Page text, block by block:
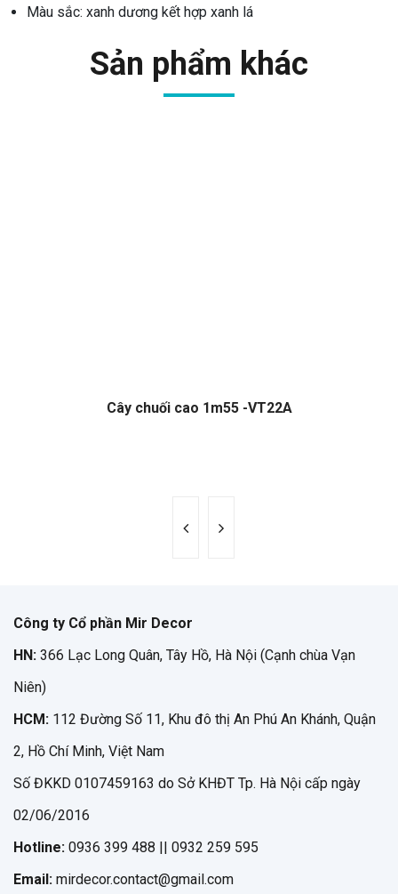
Màu sắc: xanh dương kết hợp xanh lá
Sản phẩm khác
Cây chuối cao 1m55 -VT22A
Công ty Cổ phần Mir Decor
HN: 366 Lạc Long Quân, Tây Hồ, Hà Nội (Cạnh chùa Vạn
Niên)
HCM: 112 Đường Số 11, Khu đô thị An Phú An Khánh, Quận
2, Hồ Chí Minh, Việt Nam
Số ĐKKD 0107459163 do Sở KHĐT Tp. Hà Nội cấp ngày
02/06/2016
Hotline: 0936 399 488 || 0932 259 595
Email: mirdecor.contact@gmail.com